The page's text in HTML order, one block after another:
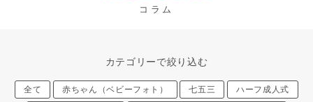
コラム
カテゴリーで絞り込む
全て 赤ちゃん（ベビーフォト） 七五三
ハーフ成人式